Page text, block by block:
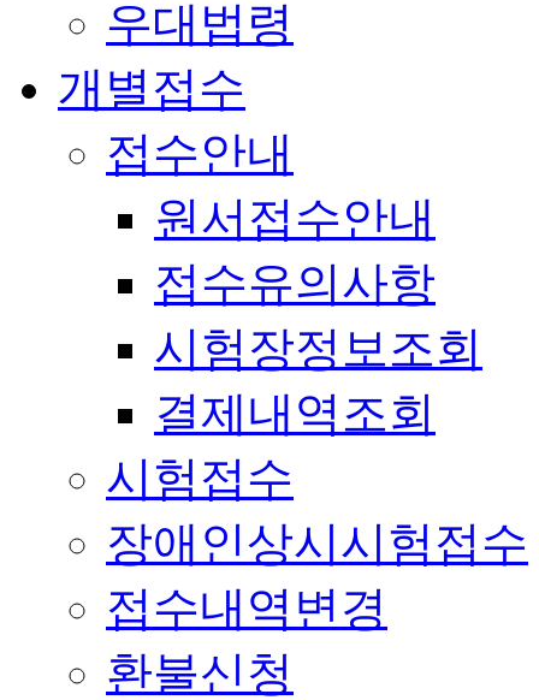
우대법령
개별접수
접수안내
원서접수안내
접수유의사항
시험장정보조회
결제내역조회
시험접수
장애인상시시험접수
접수내역변경
환불신청